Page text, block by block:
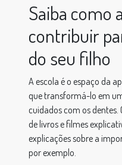
Saiba como
contribuir
do seu filho
A escola é o espaço da
que transformá-lo em
cuidados com os dentes.
de livros e filmes
explicações sobre a
por exemplo.